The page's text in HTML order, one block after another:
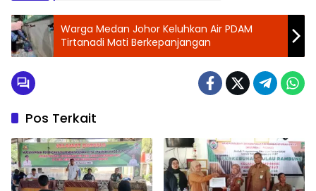
Warga Medan Johor Keluhkan Air PDAM
Tirtanadi Mati Berkepanjangan
Pos Terkait